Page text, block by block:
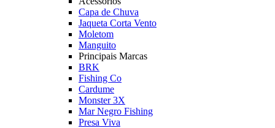
Capa de Chuva
Jaqueta Corta Vento
Moletom
Manguito
Principais Marcas
BRK
Fishing Co
Cardume
Monster 3X
Mar Negro Fishing
Presa Viva